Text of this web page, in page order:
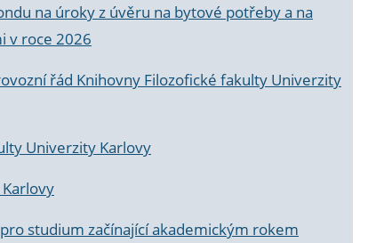
na úroky z úvěru na bytové potřeby a na
v roce 2026
řád Knihovny Filozofické fakulty Univerzity
Univerzity Karlovy
studium začínající akademickým rokem